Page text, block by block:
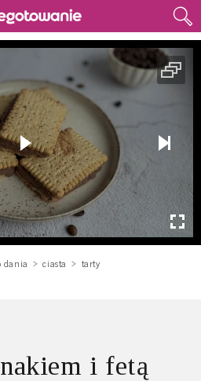
dania ciasta
tarty
i fetą